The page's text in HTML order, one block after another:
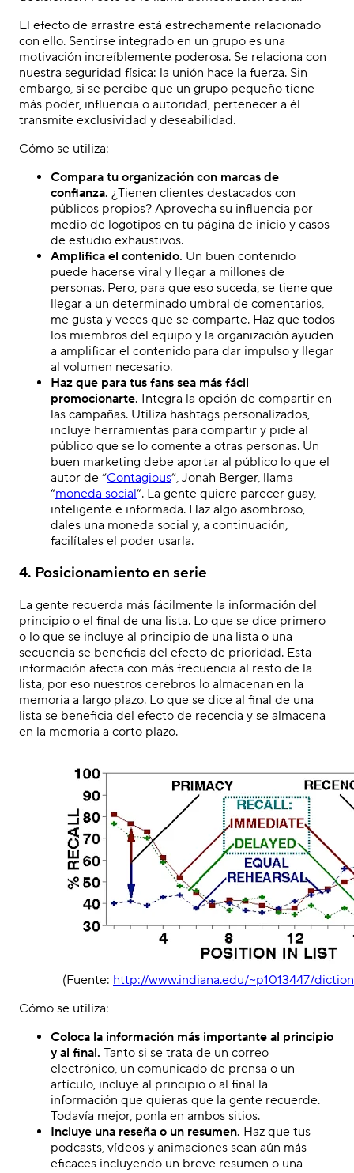
El efecto de arrastre está estrechamente relacionado
con ello. Sentirse integrado en un grupo es una
motivación increíblemente poderosa. Se relaciona con
nuestra seguridad física: la unión hace la fuerza. Sin
embargo, si se percibe que un grupo pequeño tiene
más poder, influencia o autoridad, pertenecer a él
transmite exclusividad y deseabilidad.
Cómo se utiliza:
Compara tu organización con marcas de
confianza. ¿Tienen clientes destacados con
públicos propios? Aprovecha su influencia por
medio de logotipos en tu página de inicio y casos
de estudio exhaustivos.
Amplifica el contenido. Un buen contenido
puede hacerse viral y llegar a millones de
personas. Pero, para que eso suceda, se tiene que
llegar a un determinado umbral de comentarios,
me gusta y veces que se comparte. Haz que todos
los miembros del equipo y la organización ayuden
a amplificar el contenido para dar impulso y llegar
al volumen necesario.
Haz que para tus fans sea más fácil
promocionarte. Integra la opción de compartir en
las campañas. Utiliza hashtags personalizados,
incluye herramientas para compartir y pide al
público que se lo comente a otras personas. Un
buen marketing debe aportar al público lo que el
autor de “Contagious”, Jonah Berger, llama
“moneda social”. La gente quiere parecer guay,
inteligente e informada. Haz algo asombroso,
dales una moneda social y, a continuación,
facilítales el poder usarla.
4. Posicionamiento en serie
La gente recuerda más fácilmente la información del
principio o el final de una lista. Lo que se dice primero
o lo que se incluye al principio de una lista o una
secuencia se beneficia del efecto de prioridad. Esta
información afecta con más frecuencia al resto de la
lista, por eso nuestros cerebros lo almacenan en la
memoria a largo plazo. Lo que se dice al final de una
lista se beneficia del efecto de recencia y se almacena
en la memoria a corto plazo.
(Fuente: http://www.indiana.edu/~p1013447/
Cómo se utiliza:
Coloca la información más importante al principio
y al final. Tanto si se trata de un correo
electrónico, un comunicado de prensa o un
artículo, incluye al principio o al final la
información que quieras que la gente recuerde.
Todavía mejor, ponla en ambos sitios.
Incluye una reseña o un resumen. Haz que tus
podcasts, vídeos y animaciones sean aún más
eficaces incluyendo un breve resumen o una